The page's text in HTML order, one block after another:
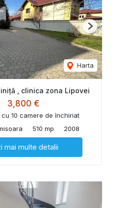
Harta
Next
, clinica zona Lipovei
3,800 €
cu 10 camere de închiriat
510 mp 2008
mai multe detalii